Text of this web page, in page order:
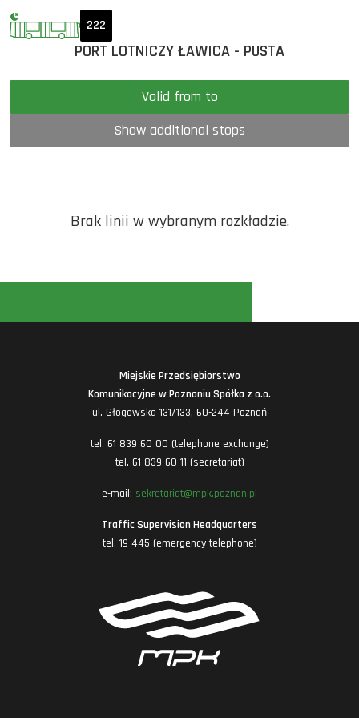
222
PORT LOTNICZY ŁAWICA - PUSTA
Valid from to
Show additional stops
Brak linii w wybranym rozkładzie.
Miejskie Przedsiębiorstwo
Komunikacyjne w Poznaniu Spółka z o.o.
ul. Głogowska 131/133, 60-244 Poznań
tel. 61 839 60 00 (telephone exchange)
tel. 61 839 60 11 (secretariat)
e-mail: sekretariat@mpk.poznan.pl
Traffic Supervision Headquarters
tel. 19 445 (emergency telephone)